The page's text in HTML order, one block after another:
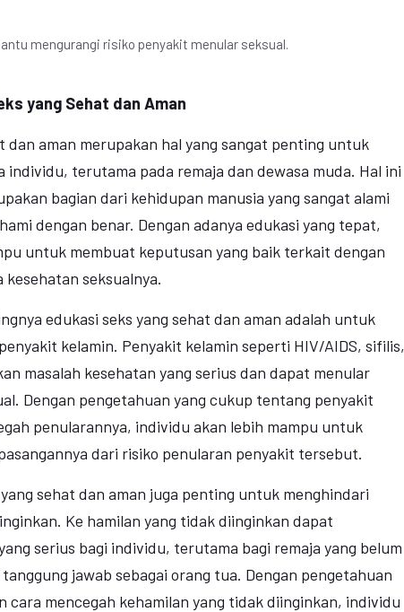
mengurangi risiko penyakit menular seksual.
yang Sehat dan Aman
dan aman merupakan hal yang sangat penting untuk
individu, terutama pada remaja dan dewasa muda. Hal ini
bagian dari kehidupan manusia yang sangat alami
dengan benar. Dengan adanya edukasi yang tepat,
untuk membuat keputusan yang baik terkait dengan
kesehatan seksualnya.
edukasi seks yang sehat dan aman adalah untuk
kelamin. Penyakit kelamin seperti HIV/AIDS, sifilis,
masalah kesehatan yang serius dan dapat menular
Dengan pengetahuan yang cukup tentang penyakit
penularannya, individu akan lebih mampu untuk
dari risiko penularan penyakit tersebut.
sehat dan aman juga penting untuk menghindari
Ke hamilan yang tidak diinginkan dapat
serius bagi individu, terutama bagi remaja yang belum
jawab sebagai orang tua. Dengan pengetahuan
cara mencegah kehamilan yang tidak diinginkan, individu